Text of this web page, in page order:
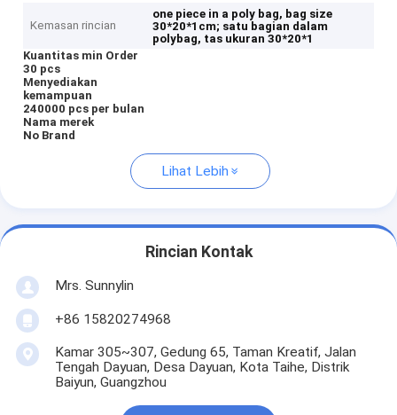
Kemasan rincian
one piece in a poly bag, bag size
30*20*1cm; satu bagian dalam
polybag, tas ukuran 30*20*1
Kuantitas min Order
30 pcs
Menyediakan
kemampuan
240000 pcs per bulan
Nama merek
No Brand
Lihat Lebih
Rincian Kontak
Mrs. Sunnylin
+86 15820274968
Kamar 305~307, Gedung 65, Taman Kreatif, Jalan
Tengah Dayuan, Desa Dayuan, Kota Taihe, Distrik
Baiyun, Guangzhou